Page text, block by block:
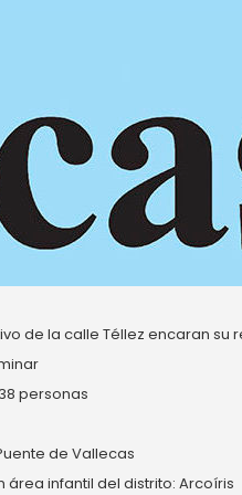
de la calle Téllez encaran su
personas
de Vallecas
área infantil del distrito: Arcoíris